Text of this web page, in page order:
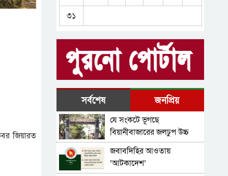
জিয়ারত
বিয়ানীবাজারে আগামী মাস
জরিপ শুরু হবে; এমরান চৌধুরী
এমপি
হবে-বিয়ানীবাজারের ওসি
মাহফুজুল
বিয়ানীবাজারে ‌’এসিল্যান্ডদের
মন বসেনা’
শহীদ সাংবাদিক তুরাব স্মৃতি
ফলকে বিয়ানীবাজার
প্রেসক্লাবের শ্রদ্ধা
বিয়ানীবাজারে একাধিক
মামলার পরোয়ানাভূক্ত ছাত্রলীগ
নেতা গ্রেফতার
৩১
সর্বশেষ জনপ্রিয়
যে সংকটে ভূগছে
বিয়ানীবাজারের জলঢুপ উচ্চ
বিদ্যালয়
জবাবদিহির আওতায়
‘আটকাদেশ’